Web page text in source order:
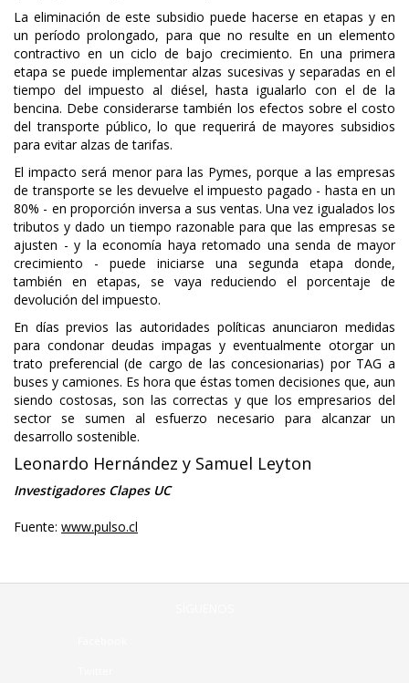
La eliminación de este subsidio puede hacerse en etapas y en
un período prolongado, para que no resulte en un elemento
contractivo en un ciclo de bajo crecimiento. En una primera
etapa se puede implementar alzas sucesivas y separadas en el
tiempo del impuesto al diésel, hasta igualarlo con el de la
bencina. Debe considerarse también los efectos sobre el costo
del transporte público, lo que requerirá de mayores subsidios
para evitar alzas de tarifas.
El impacto será menor para las Pymes, porque a las empresas
de transporte se les devuelve el impuesto pagado - hasta en un
80% - en proporción inversa a sus ventas. Una vez igualados los
tributos y dado un tiempo razonable para que las empresas se
ajusten - y la economía haya retomado una senda de mayor
crecimiento - puede iniciarse una segunda etapa donde,
también en etapas, se vaya reduciendo el porcentaje de
devolución del impuesto.
En días previos las autoridades políticas anunciaron medidas
para condonar deudas impagas y eventualmente otorgar un
trato preferencial (de cargo de las concesionarias) por TAG a
buses y camiones. Es hora que éstas tomen decisiones que, aun
siendo costosas, son las correctas y que los empresarios del
sector se sumen al esfuerzo necesario para alcanzar un
desarrollo sostenible.
Leonardo Hernández y Samuel Leyton
Investigadores Clapes UC
Fuente: www.pulso.cl